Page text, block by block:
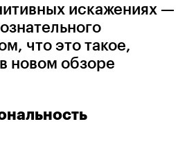
искажениях —
что это такое,
новом обзоре